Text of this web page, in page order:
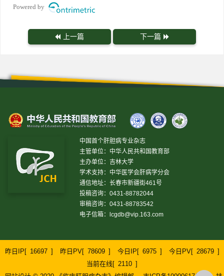
Powered by
上一篇 下一篇
中国首个肝胆病专业杂志
主管单位：中华人民共和国教育部
主办单位：吉林大学
学术支持：中华医学会肝病学分会
通信地址：长春市新疆街461号
投稿咨询：0431-88782044
审稿咨询：0431-88783542
电子信箱：
lcgdb@vip.163.com
昨日IP[ 16697 ] 昨日PV[ 78609 ] 今日IP[ 6975 ] 今日PV[ 28679 ]
当前在线[ 2110 ]